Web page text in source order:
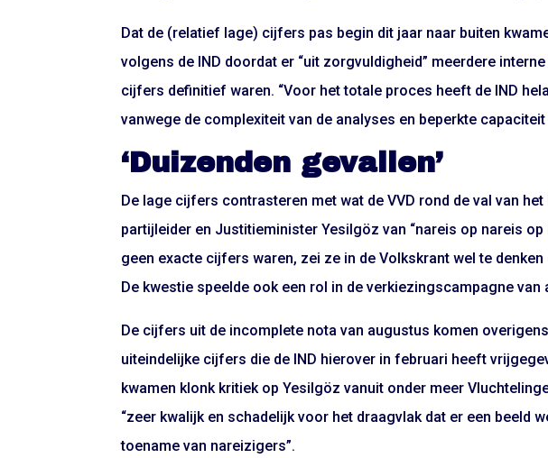
Dat de (relatief lage) cijfers pas begin dit jaar naar buiten
volgens de IND doordat er “uit zorgvuldigheid” meerdere
cijfers definitief waren. “Voor het totale proces heeft de IND
vanwege de complexiteit van de analyses en beperkte capaciteit
‘Duizenden gevallen’
De lage cijfers contrasteren met wat de VVD rond de val van
partijleider en Justitieminister Yesilgöz van “nareis op nareis
geen exacte cijfers waren, zei ze in de Volkskrant wel te
De kwestie speelde ook een rol in de verkiezingscampagne van
De cijfers uit de incomplete nota van augustus komen
uiteindelijke cijfers die de IND hierover in februari heeft
kwamen klonk kritiek op Yesilgöz vanuit onder meer
“zeer kwalijk en schadelijk voor het draagvlak dat er een beeld
toename van nareizigers”.